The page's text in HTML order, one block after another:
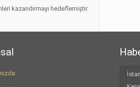
kazandırmayı hedeflemiştir.